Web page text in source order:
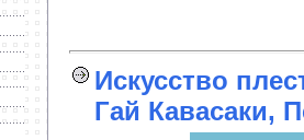
Искусство
Гай Кавасаки,